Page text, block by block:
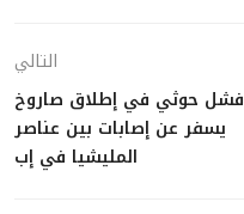
التالي
فشل حوثي في إطلاق صاروخ
يسفر عن إصابات بين عناصر
المليشيا في إب